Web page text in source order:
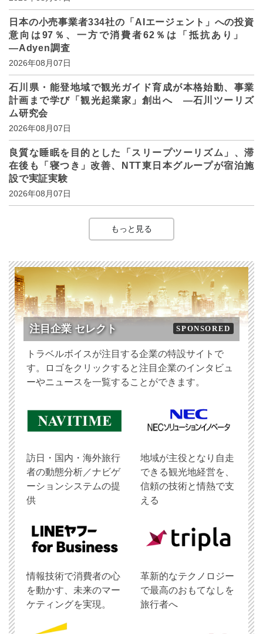
日本の小売事業者334社の「AIエージェント」への投資
意向は97％、一方で消費者62％は「抵抗あり」
―Adyen調査
2026年08月07日
石川県・能登地域で観光ガイド育成が本格始動、事業
計画まで学び「観光起業家」創出へ ―石川ツーリズ
ム研究会
2026年08月07日
良質な睡眠を目的とした「スリープツーリズム」、滞
在後も「寝つき」改善、NTT東日本グループが宿泊施
設で実証実験
2026年08月07日
もっと見る
注目企業 セレクト SPONSORED
トラベルボイスが注目する企業の特設サイトで
す。ロゴをクリックすると注目企業のインタビュ
ーやニュースを一覧することができます。
訪日・国内・海外旅行
者の動態分析／ナビゲ
ーションシステムの提
供
地域が主役となり自走
できる観光地経営を、
信頼の技術と情熱で支
える
情報技術で消費者の心
を動かす、未来のマー
ケティングを実現。
革新的なテクノロジー
で最高のおもてなしを
旅行者へ